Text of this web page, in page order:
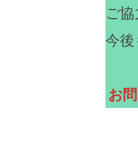
ご
今後
お